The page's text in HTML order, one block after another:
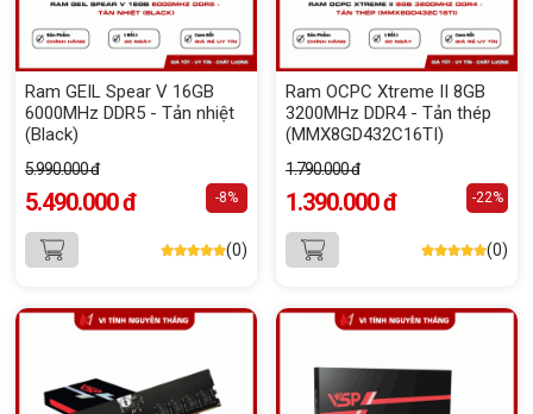
Ram GEIL Spear V 16GB
6000MHz DDR5 - Tản nhiệt
(Black)
5.990.000 đ
5.490.000 đ -8%
(0)
Ram OCPC Xtreme II 8GB
3200MHz DDR4 - Tản thép
(MMX8GD432C16TI)
1.790.000 đ
1.390.000 đ -22%
(0)